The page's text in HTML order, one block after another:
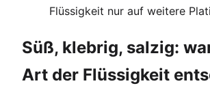
Flüssigkeit nur auf weitere
Süß, klebrig, salzig:
Art der Flüssigkeit